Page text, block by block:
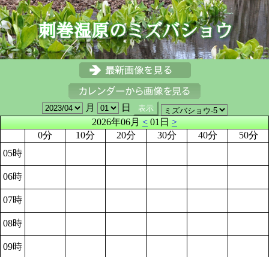
月
日
2026年06月<01日>
0分
10分 20分 30分 40分
50分
05時
06時
07時
08時
09時